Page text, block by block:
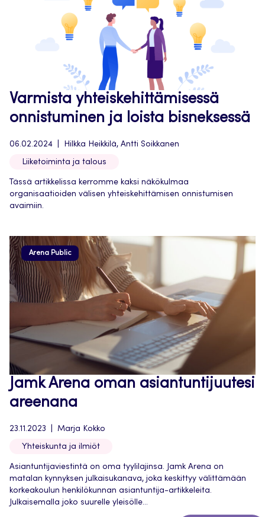
Varmista yhteiskehittämisessä
onnistuminen ja loista bisneksessä
06.02.2024 Hilkka Heikkilä, Antti Soikkanen
Liiketoiminta ja talous
Tässä artikkelissa kerromme kaksi näkökulmaa
organisaatioiden välisen yhteiskehittämisen onnistumisen
avaimiin.
Arena Public
Jamk Arena oman asiantuntijuutesi
areenana
23.11.2023 Marja Kokko
Yhteiskunta ja ilmiöt
Asiantuntijaviestintä on oma tyylilajinsa. Jamk Arena on
matalan kynnyksen julkaisukanava, joka keskittyy välittämään
korkeakoulun henkilökunnan asiantuntija-artikkeleita.
Julkaisemalla joko suurelle yleisölle...